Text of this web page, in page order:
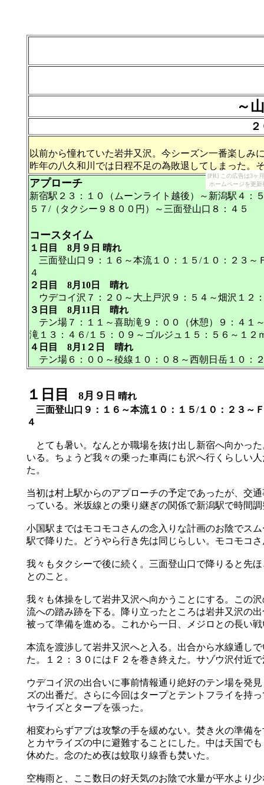
[PR] この広告は3ヶ
ホームページを更
～
以前から憧れていた岩井又沢。今シーズン一番楽しみ
昨年の八久和川では日程不足の為敗退してしまった。
アプローチ
新宿駅２３：１０（ムーンライト越後）～新潟駅４：
５７/（タクシー９８００円）～三面登山口８：４５
コースタイム
１日目 8月９日 晴れ
三面登山口９：１６～本流１０：１５/１０：２３
４
２日目
8月10日 晴れ
ウデコイ沢７：２０～大上戸沢９：５４～畑沢１２
３日目
8月11日
晴れ
テン場７：１１～喜助滝９：００（休憩）９：４１
滝１３：４６/１５：０９～ゴルジュ１５：５６～１２
４日目
8月1２日
晴れ
テン場６：００～稜線１０：０８～西朝日岳１０：
１日目 8月９日 晴れ
三面登山口９：１６～本流１０：１５/１０：２３
４
とても暑い。なんとか職場を抜け出し新宿へ向かっ
いる。ちょうど我々の乗った車両にも沢へ行くらしい
た。
当初は村上駅からのアプローチの予定であったが、交
っている。米坂線との乗り継ぎの関係で新潟駅で時間
小国駅まではモコモコさんの念入りな計画のお陰でス
駅で降りた。どうやら行き先は同じらしい。モコモコ
我々もタクシーで後に続く。三面登山口で降りると先
とのこと。
我々も体操をして岩井又沢へ向かうことにする。この
流への踏み跡を下る。降り立ったところは岩井又沢の
被って準備を進める。これから一日、メジロとの長い
本流を渡渉して岩井又沢へと入る。出合から水線通し
た。１２：３０にはＦ２を巻き終えた。サゾウ沢付近
ウデコイ沢の出合いに事前情報通り絶好のテン場を発
ズの出番だ。さらに今回はタープとテントフライを持
ヤライズとタープを張った。
相変わらずアブは攻撃の手を緩めない。焚き火の準備
とカヤライズの中に避難することにした。中は天国で
休めた。念のため夜は蚊取り線香も焚いた。
空梅雨と、ここ数日の好天気のお陰で水量が平水より